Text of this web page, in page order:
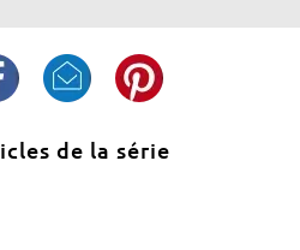
de la série